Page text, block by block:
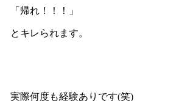
「帰れ！！！」
とキレられます。
実際何度も経験ありです(笑)